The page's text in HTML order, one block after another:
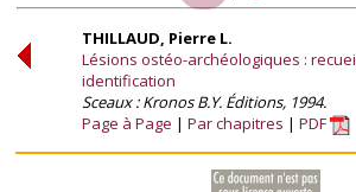
THILLAUD, Pierre L.
Lésions ostéo-archéologiques :
identification
Sceaux : Kronos B.Y. Éditions, 1994.
Page à Page
Par chapitres PDF